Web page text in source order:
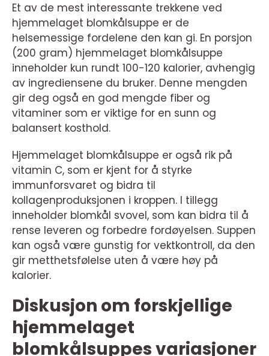
Et av de mest interessante trekkene ved
hjemmelaget blomkålsuppe er de
helsemessige fordelene den kan gi. En porsjon
(200 gram) hjemmelaget blomkålsuppe
inneholder kun rundt 100-120 kalorier, avhengig
av ingrediensene du bruker. Denne mengden
gir deg også en god mengde fiber og
vitaminer som er viktige for en sunn og
balansert kosthold.
Hjemmelaget blomkålsuppe er også rik på
vitamin C, som er kjent for å styrke
immunforsvaret og bidra til
kollagenproduksjonen i kroppen. I tillegg
inneholder blomkål svovel, som kan bidra til å
rense leveren og forbedre fordøyelsen. Suppen
kan også være gunstig for vektkontroll, da den
gir metthetsfølelse uten å være høy på
kalorier.
Diskusjon om forskjellige
hjemmelaget
blomkålsuppes variasjoner